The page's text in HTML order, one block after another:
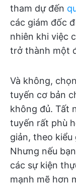
tham dự đến
các giám đốc
nhiên khi việc
trở thành một
Và không,
tuyến cơ bản
không đủ. Tất
tuyến rất phù
giản, theo kiểu
Nhưng nếu
các sự kiện
mạnh mẽ hơn